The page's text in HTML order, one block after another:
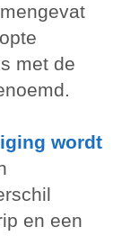
met de
wordt
en een